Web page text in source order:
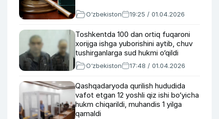
O‘zbekiston 19:25 / 01.04.2026
Toshkentda 100 dan ortiq fuqaroni
xorijga ishga yuborishini aytib, chuv
tushirganlarga sud hukmi o‘qildi
O‘zbekiston 17:48 / 01.04.2026
Qashqadaryoda qurilish hududida
vafot etgan 12 yoshli qiz ishi bo‘yicha
hukm chiqarildi, muhandis 1 yilga
qamaldi